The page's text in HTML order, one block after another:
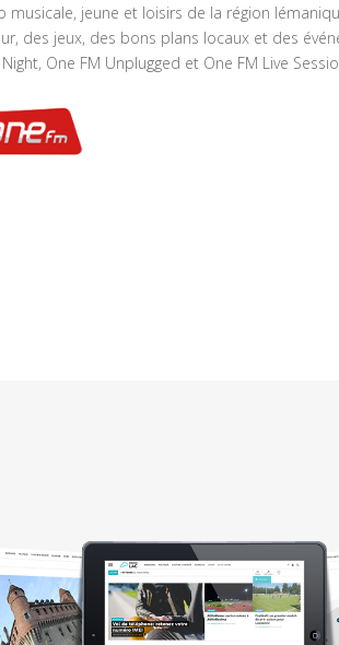
musicale, jeune et loisirs de la région
des jeux, des bons plans locaux et des
One FM Unplugged et One FM Live